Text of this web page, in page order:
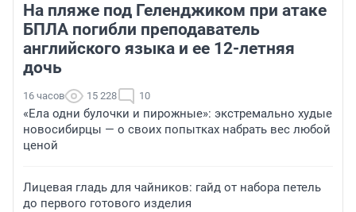
На пляже под Геленджиком при атаке
БПЛА погибли преподаватель
английского языка и ее 12-летняя
дочь
16 часов 15 228 10
«Ела одни булочки и пирожные»: экстремально худые
новосибирцы — о своих попытках набрать вес любой
ценой
Лицевая гладь для чайников: гайд от набора петель
до первого готового изделия